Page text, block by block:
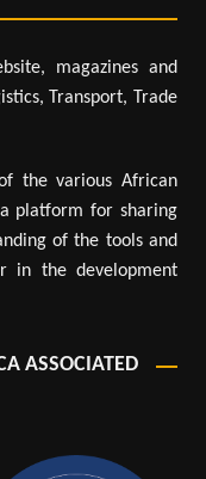
magazines and
Transport, Trade
the various African
platform for sharing
of the tools and
in the development
ASSOCIATED